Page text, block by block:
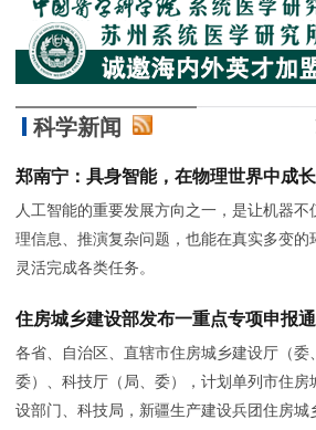
科学新闻
郑南宁：具身智能，在物理世界中成长
人工智能的重要发展方向之一，是让机器不
理信息、推演复杂问题，也能在真实多变的
灵活完成各类任务。
住房城乡建设部发布一重点专项申报
各省、自治区、直辖市住房城乡建设厅（委
委）、科技厅（局、委），计划单列市住房
设部门、科技局，新疆生产建设兵团住房城